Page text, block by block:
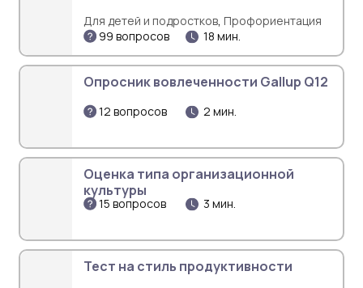
Для детей и подростков, Профориентация
99 вопросов
18 мин.
Опросник вовлеченности Gallup Q12
12 вопросов 2 мин.
Оценка типа организационной
культуры
15 вопросов 3 мин.
Тест на стиль продуктивности